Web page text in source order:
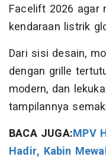
Facelift 2026 agar
kendaraan listrik
Dari sisi desain,
dengan grille
modern, dan
tampilannya
BACA JUGA:MPV
Hadir, Kabin